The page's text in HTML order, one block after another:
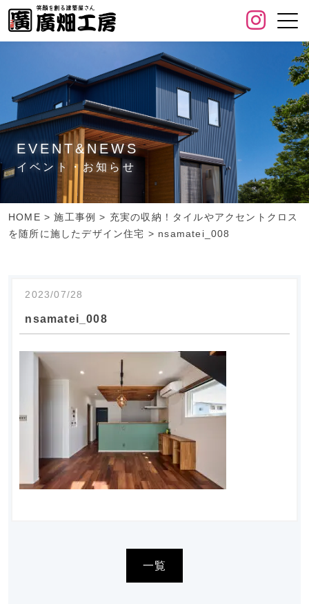
EVENT&NEWS
イベント・お知らせ
HOME >施工事例 > 充実の収納！タイルやアクセントクロス
を随所に施したデザイン住宅 > nsamatei_008
nsamatei_008
2023/07/28
一覧